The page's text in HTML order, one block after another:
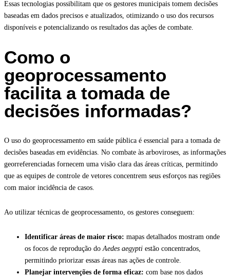
Essas tecnologias possibilitam que os gestores municipais tomem decisões
baseadas em dados precisos e atualizados, otimizando o uso dos recursos
disponíveis e potencializando os resultados das ações de combate.
Como o
geoprocessamento
facilita a tomada de
decisões informadas?
O uso do geoprocessamento em saúde pública é essencial para a tomada de
decisões baseadas em evidências. No combate às arboviroses, as informações
georreferenciadas fornecem uma visão clara das áreas críticas, permitindo
que as equipes de controle de vetores concentrem seus esforços nas regiões
com maior incidência de casos.
Ao utilizar técnicas de geoprocessamento, os gestores conseguem:
Identificar áreas de maior risco: mapas detalhados mostram onde
os focos de reprodução doAedes aegypti estão concentrados,
permitindo priorizar essas áreas nas ações de controle.
Planejar intervenções de forma eficaz: com base nos dados